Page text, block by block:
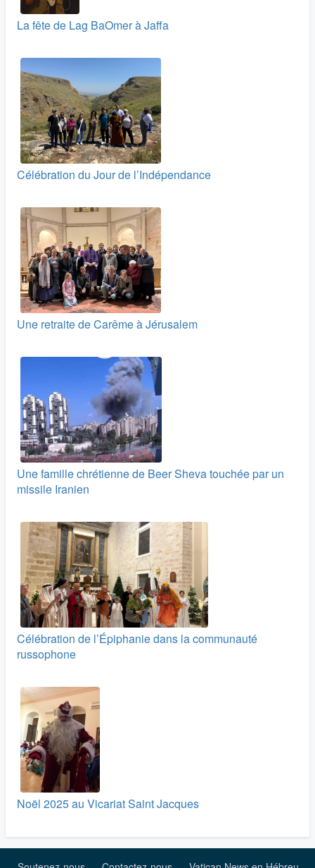
La fête de Lag BaOmer à Jaffa
Célébration du Jour de l’Indépendance
Une retraite de Carême à Jérusalem
Une famille chrétienne de Beer Sheva touchée par un
missile Iranien
Célébration de l’Épiphanie dans la communauté
russophone
Noël 2025 au Vicariat Saint Jacques